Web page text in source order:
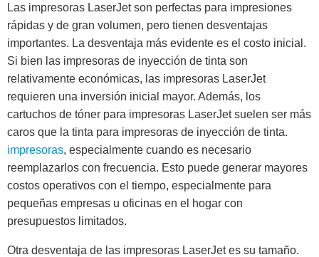
Las impresoras LaserJet son perfectas para impresiones
rápidas y de gran volumen, pero tienen desventajas
importantes. La desventaja más evidente es el costo inicial.
Si bien las impresoras de inyección de tinta son
relativamente económicas, las impresoras LaserJet
requieren una inversión inicial mayor. Además, los
cartuchos de tóner para impresoras LaserJet suelen ser más
caros que la tinta para impresoras de inyección de tinta.
impresoras, especialmente cuando es necesario
reemplazarlos con frecuencia. Esto puede generar mayores
costos operativos con el tiempo, especialmente para
pequeñas empresas u oficinas en el hogar con
presupuestos limitados.
Otra desventaja de las impresoras LaserJet es su tamaño.